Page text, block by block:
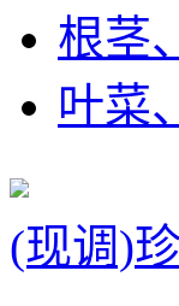
根茎
叶菜
(现调)